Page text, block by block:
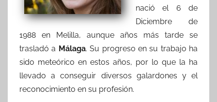
nació el 6 de
Diciembre de
1988 en Melilla, aunque años más tarde se
trasladó a Málaga. Su progreso en su trabajo ha
sido meteórico en estos años, por lo que la ha
llevado a conseguir diversos galardones y el
reconocimiento en su profesión.